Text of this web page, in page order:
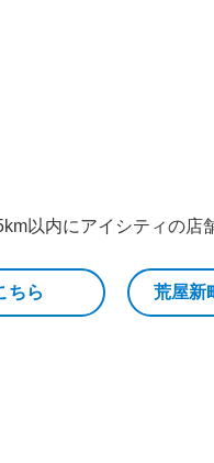
以内にアイシティの店
ちら 荒屋新